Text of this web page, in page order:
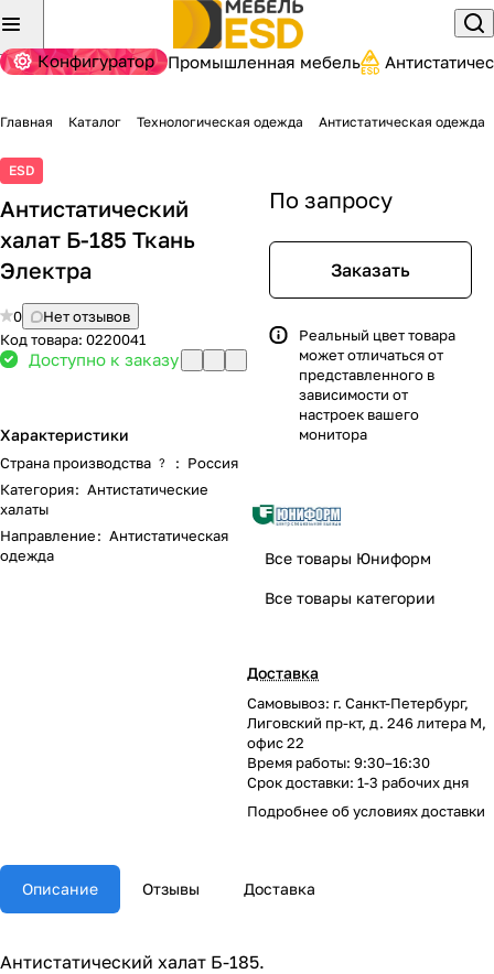
Конфигуратор Промышленная мебель
Главная Каталог Технологическая одежда Антистатическая одежда
ESD
Антистатический
халат Б-185 Ткань
Электра
0
Нет отзывов
Код товара: 0220041
Доступно к заказу
Характеристики
Страна производства ? : Россия
Категория: Антистатические
халаты
Направление: Антистатическая
одежда
По запросу
Заказать
Реальный цвет товара
может отличаться от
представленного в
зависимости от
настроек вашего
монитора
Все товары Юниформ
Все товары категории
Доставка
Самовывоз: г. Санкт-Петербург,
Лиговский пр-кт, д. 246 литера М,
офис 22
Время работы: 9:30–16:30
Срок доставки: 1-3 рабочих дня
Подробнее обусловиях доставки
Описание Отзывы Доставка
Антистатический халат Б-185.